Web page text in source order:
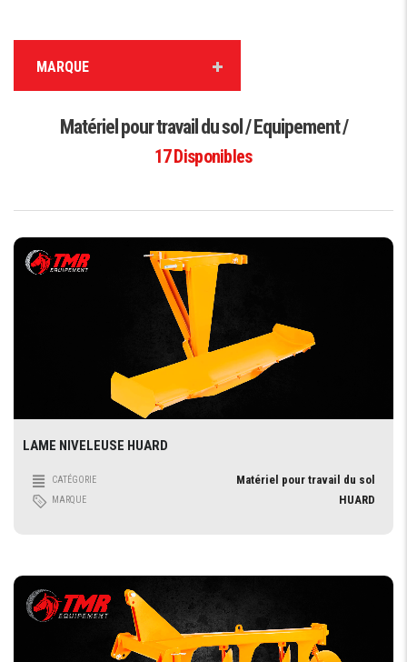
MARQUE
Matériel pour travail du sol / Equipement /
17Disponibles
LAME NIVELEUSE HUARD
CATÉGORIE Matériel pour travail du sol
MARQUE HUARD